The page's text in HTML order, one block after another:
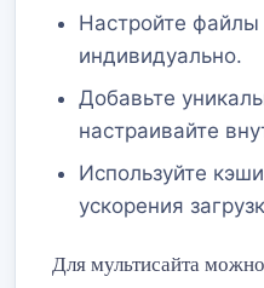
Настройте
индивидуально.
Добавьте
настраивайте
Используйте
ускорения
Для мультисайта